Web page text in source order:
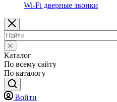
Wi-Fi дверные звонки
Каталог
По всему сайту
По каталогу
Войти